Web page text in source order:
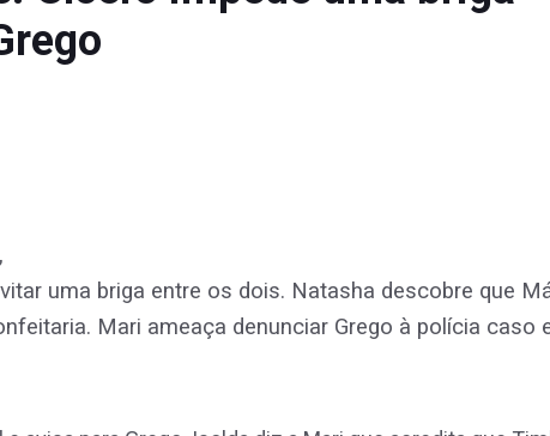
uma briga entre os dois. Natasha descobre que
Mari ameaça denunciar Grego à polícia caso